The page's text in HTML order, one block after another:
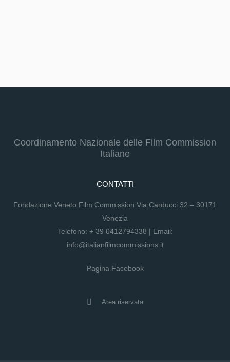
Coordinamento Nazionale delle Film Commission
Italiane
CONTATTI
Fondazione Veneto Film Commission Via Carducci 32 – 30171
Venezia
Telefono: + 39 0412794338 | Email:
info@italianfilmcommissions.it
Pagina Facebook
Area riservata